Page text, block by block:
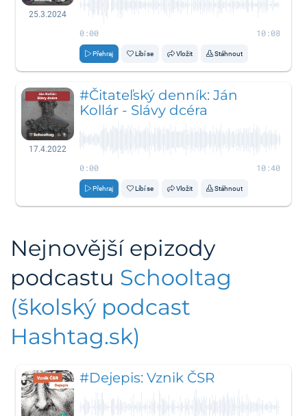
25.3.2024
0:00 10:08
Přehraj Líbí se Vložit Stáhnout
17.4.2022
#Čitateľský denník: Ján
Kollár - Slávy dcéra
0:00 10:40
Přehraj Líbí se Vložit Stáhnout
Nejnovější epizody
podcastu Schooltag
(školský podcast
Hashtag.sk)
#Dejepis: Vznik ČSR